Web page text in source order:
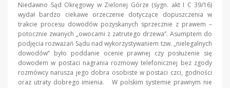
Niedawno Sąd Okręgowy w Zielonej Górze (sygn. akt I C 39/16)
wydał bardzo ciekawe orzeczenie dotyczące dopuszczenia w
trakcie procesu dowodów pozyskanych sprzecznie z prawem –
potocznie zwanych „owocami z zatrutego drzewa”. Asumptem do
podjęcia rozważań Sądu nad wykorzystywaniem tzw. „nielegalnych
dowodów” było poddanie ocenie prawnej czy posłużenie się
dowodem w postaci nagrania rozmowy telefonicznej bez zgody
rozmówcy narusza jego dobra osobiste w postaci czci, godności
oraz utraty dobrego imienia. W polskim systemie prawnym nie